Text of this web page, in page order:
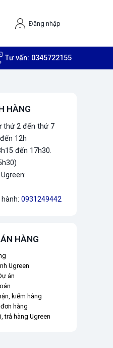
Đăng nhập
Tư vấn: 0345722155
HÀNG
thứ 2 đến thứ 7
12h
đến 17h30.
0931249442
HÀNG
Ugreen
án
kiểm hàng
hàng
trả hàng Ugreen